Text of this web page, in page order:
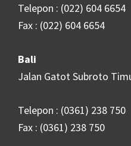
Telepon : (022) 604 6654
Fax : (022) 604 6654
Bali
Jalan Gatot Subroto
Telepon : (0361) 238 750
Fax : (0361) 238 750